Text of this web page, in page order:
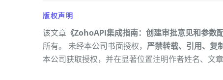
版权声明
该文章 《ZohoAPI集成指南：创建审批意见和参数
所有。 未经本公司书面授权， 严禁转载、引用、复
本公司获取授权，并在显著位置注明作者姓名、文